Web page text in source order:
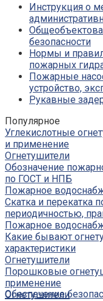
Инструкция о
безопасности
Нормы и
пожарных
Пожарные
устройство,
Рукавные
Популярное
Углекислотные
и применение
Огнетушители
Обозначение
по ГОСТ и НПБ
Пожарное
Скатка и перекатка
периодичностью,
Пожарное
Какие бывают
характеристики
Огнетушители
Порошковые
применение
Огнетушители
Обеспечение